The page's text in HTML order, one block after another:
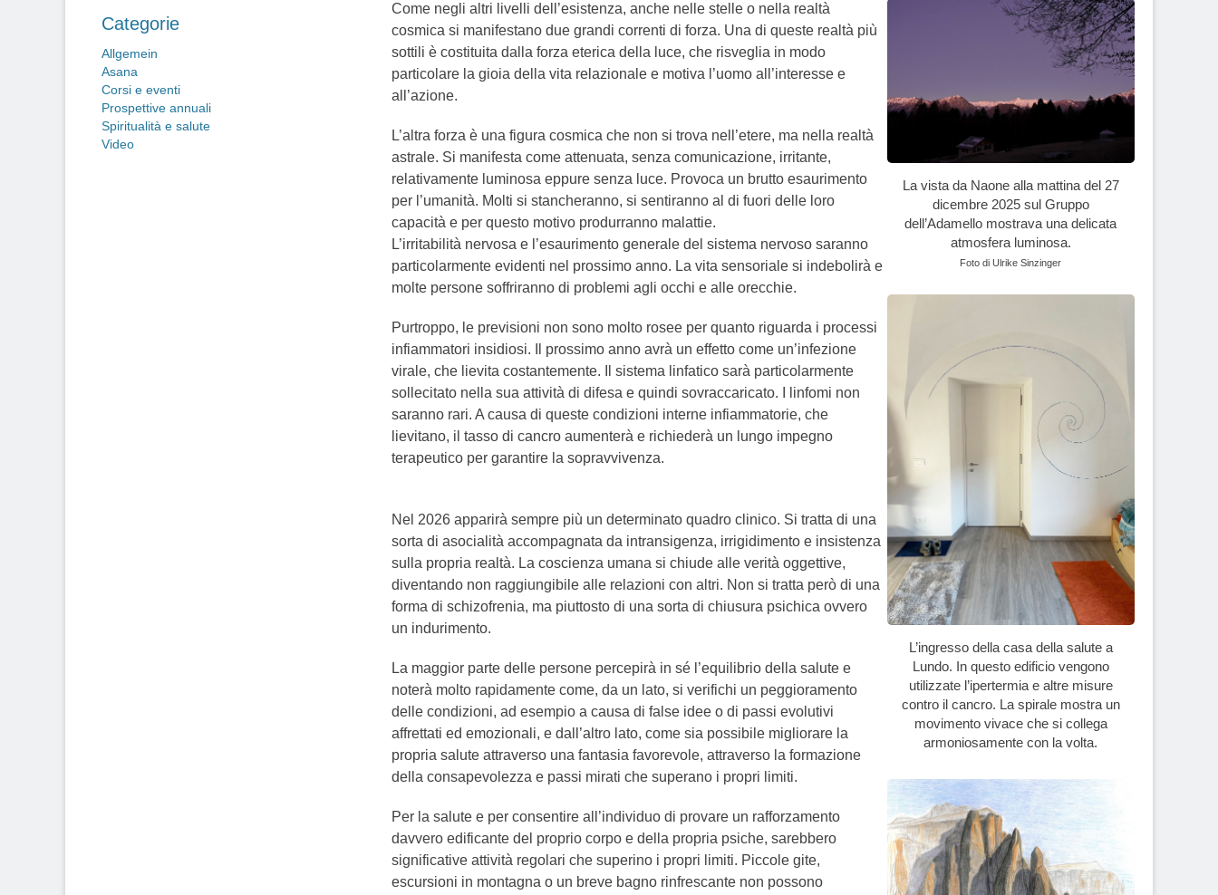
Come negli altri livelli dell’esistenza, anche nelle stelle o nella realtà
cosmica si manifestano due grandi correnti di forza. Una di queste realtà più
sottili è costituita dalla forza eterica della luce, che risveglia in modo
particolare la gioia della vita relazionale e motiva l’uomo all’interesse e
all’azione.
L’altra forza è una figura cosmica che non si trova nell’etere, ma nella realtà
astrale. Si manifesta come attenuata, senza comunicazione, irritante,
relativamente luminosa eppure senza luce. Provoca un brutto esaurimento
per l’umanità. Molti si stancheranno, si sentiranno al di fuori delle loro
capacità e per questo motivo produrranno malattie.
L’irritabilità nervosa e l’esaurimento generale del sistema nervoso saranno
particolarmente evidenti nel prossimo anno. La vita sensoriale si indebolirà e
molte persone soffriranno di problemi agli occhi e alle orecchie.
Purtroppo, le previsioni non sono molto rosee per quanto riguarda i processi
infiammatori insidiosi. Il prossimo anno avrà un effetto come un’infezione
virale, che lievita costantemente. Il sistema linfatico sarà particolarmente
sollecitato nella sua attività di difesa e quindi sovraccaricato. I linfomi non
saranno rari. A causa di queste condizioni interne infiammatorie, che
lievitano, il tasso di cancro aumenterà e richiederà un lungo impegno
terapeutico per garantire la sopravvivenza.
Nel 2026 apparirà sempre più un determinato quadro clinico. Si tratta di una
sorta di asocialità accompagnata da intransigenza, irrigidimento e insistenza
sulla propria realtà. La coscienza umana si chiude alle verità oggettive,
diventando non raggiungibile alle relazioni con altri. Non si tratta però di una
forma di schizofrenia, ma piuttosto di una sorta di chiusura psichica ovvero
un indurimento.
La maggior parte delle persone percepirà in sé l’equilibrio della salute e
noterà molto rapidamente come, da un lato, si verifichi un peggioramento
delle condizioni, ad esempio a causa di false idee o di passi evolutivi
affrettati ed emozionali, e dall’altro lato, come sia possibile migliorare la
propria salute attraverso una fantasia favorevole, attraverso la formazione
della consapevolezza e passi mirati che superano i propri limiti.
Per la salute e per consentire all’individuo di provare un rafforzamento
davvero edificante del proprio corpo e della propria psiche, sarebbero
significative attività regolari che superino i propri limiti. Piccole gite,
escursioni in montagna o un breve bagno rinfrescante non possono
La vista da Naone alla mattina del 27
dicembre 2025 sul Gruppo
dell’Adamello mostrava una delicata
atmosfera luminosa.
Foto di Ulrike Sinzinger
L’ingresso della casa della salute a
Lundo. In questo edificio vengono
utilizzate l’ipertermia e altre misure
contro il cancro. La spirale mostra un
movimento vivace che si collega
armoniosamente con la volta.
Categorie
Allgemein
Asana
Corsi e eventi
Prospettive annuali
Spiritualità e salute
Video